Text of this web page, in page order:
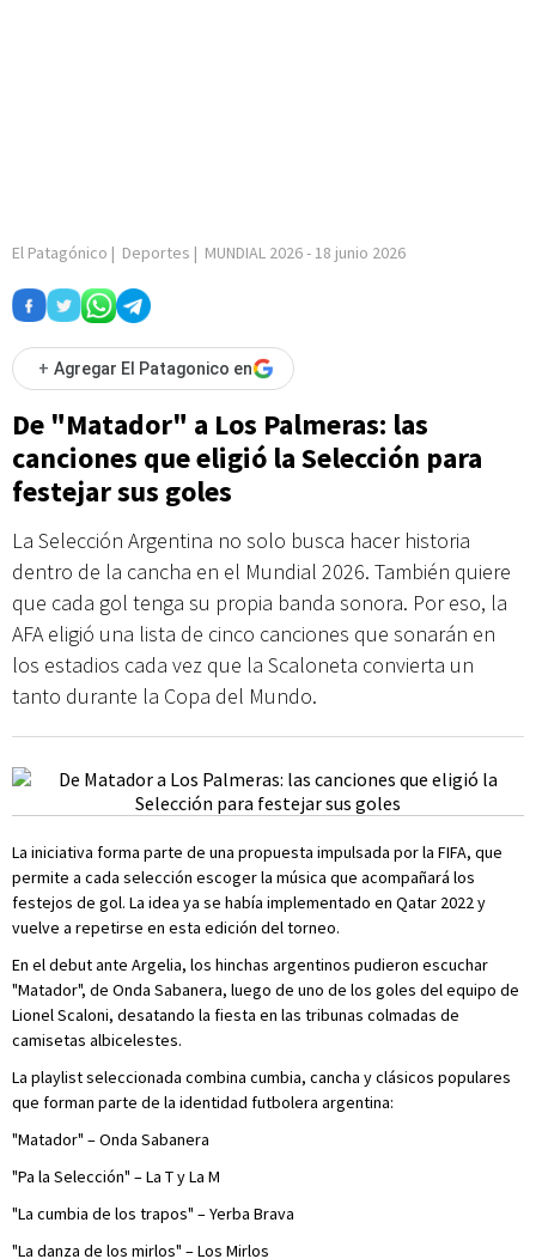
El Patagónico | Deportes | MUNDIAL 2026- 18 junio 2026
+ Agregar El Patagonico en
De "Matador" a Los Palmeras: las
canciones que eligió la Selección para
festejar sus goles
La Selección Argentina no solo busca hacer historia
dentro de la cancha en el Mundial 2026. También quiere
que cada gol tenga su propia banda sonora. Por eso, la
AFA eligió una lista de cinco canciones que sonarán en
los estadios cada vez que la Scaloneta convierta un
tanto durante la Copa del Mundo.
La iniciativa forma parte de una propuesta impulsada por la FIFA, que
permite a cada selección escoger la música que acompañará los
festejos de gol. La idea ya se había implementado en Qatar 2022 y
vuelve a repetirse en esta edición del torneo.
En el debut ante Argelia, los hinchas argentinos pudieron escuchar
"Matador", de Onda Sabanera, luego de uno de los goles del equipo de
Lionel Scaloni, desatando la fiesta en las tribunas colmadas de
camisetas albicelestes.
La playlist seleccionada combina cumbia, cancha y clásicos populares
que forman parte de la identidad futbolera argentina:
"Matador" – Onda Sabanera
"Pa la Selección" – La T y La M
"La cumbia de los trapos" – Yerba Brava
"La danza de los mirlos" – Los Mirlos